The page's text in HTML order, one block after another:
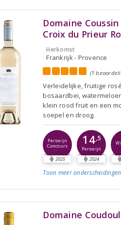
Domaine
Croix du Prieur
Herkomst
Frankrijk - Provence
(1
Verleidelijke, fruitige
bosaardbei,
klein rood fruit en een
soepel en droog.
Perswijn
Concours
2025
14,5
Perswijn
2024
Toon meeronderscheidingen
Domaine